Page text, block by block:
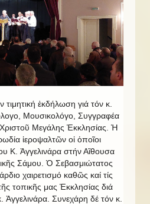
ἐκδήλωση γιά τόν κ.
Μουσικολόγο, Συγγραφέα
Μεγάλης Ἐκκλησίας. Ἡ
ἱεροψαλτῶν οἱ ὁποῖοι
Κ. Ἀγγελινάρα στήν Αἲθουσα
Σάμου. Ὁ Σεβασμιώτατος
χαιρετισμό καθῶς καί τίς
τοπικῆς μας Ἐκκλησίας διά
Συνεχάρη δέ τόν κ.